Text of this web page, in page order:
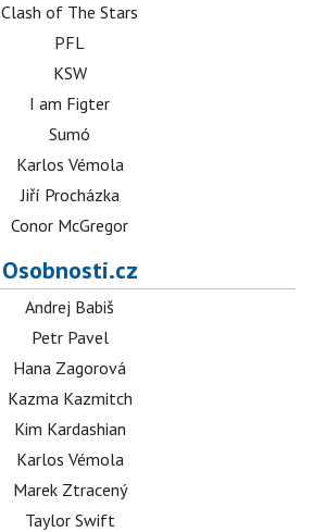
Clash of The Stars
PFL
KSW
I am Figter
Sumó
Karlos Vémola
Jiří Procházka
Conor McGregor
Osobnosti.cz
Andrej Babiš
Petr Pavel
Hana Zagorová
Kazma Kazmitch
Kim Kardashian
Karlos Vémola
Marek Ztracený
Taylor Swift